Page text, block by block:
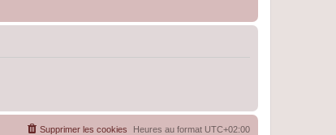
Heures au format UTC+02:00
Supprimer les cookies